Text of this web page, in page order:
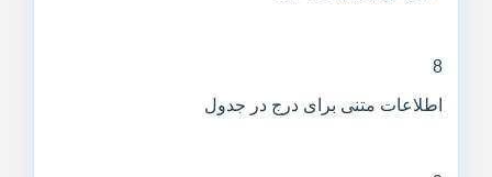
8
اطلاعات متنی برای درج در جدول